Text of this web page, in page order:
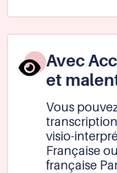
Avec
et
Vous
visio-
Française
française